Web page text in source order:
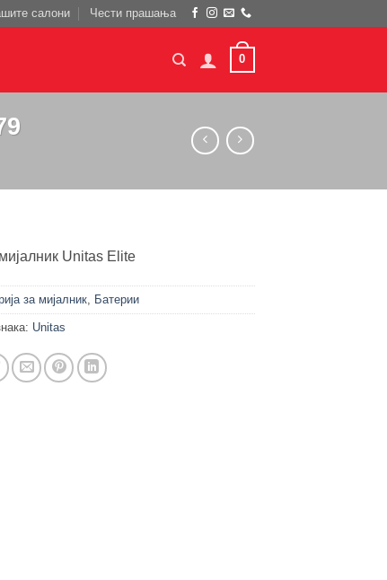
салони Чести прашања
0
Unitas Elite
за мијалник, Батерии
Unitas